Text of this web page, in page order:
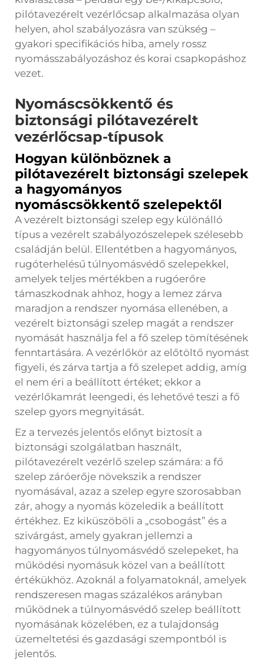
pilótavezérelt vezérlőcsap alkalmazása olyan
helyen, ahol szabályozásra van szükség –
gyakori specifikációs hiba, amely rossz
nyomásszabályozáshoz és korai csapkopáshoz
vezet.
Nyomáscsökkentő és
biztonsági pilótavezérelt
vezérlőcsap-típusok
Hogyan különböznek a
pilótavezérelt biztonsági szelepek
a hagyományos
nyomáscsökkentő szelepektől
A vezérelt biztonsági szelep egy különálló
típus a vezérelt szabályozószelepek szélesebb
családján belül. Ellentétben a hagyományos,
rugóterhelésű túlnyomásvédő szelepekkel,
amelyek teljes mértékben a rugóerőre
támaszkodnak ahhoz, hogy a lemez zárva
maradjon a rendszer nyomása ellenében, a
vezérelt biztonsági szelep magát a rendszer
nyomását használja fel a fő szelep tömítésének
fenntartására. A vezérlőkör az előtöltő nyomást
figyeli, és zárva tartja a fő szelepet addig, amíg
el nem éri a beállított értéket; ekkor a
vezérlőkamrát leengedi, és lehetővé teszi a fő
szelep gyors megnyitását.
Ez a tervezés jelentős előnyt biztosít a
biztonsági szolgálatban használt,
pilótavezérelt vezérlő szelep számára: a fő
szelep záróerője növekszik a rendszer
nyomásával, azaz a szelep egyre szorosabban
zár, ahogy a nyomás közeledik a beállított
értékhez. Ez kiküszöböli a „csobogást” és a
szivárgást, amely gyakran jellemzi a
hagyományos túlnyomásvédő szelepeket, ha
működési nyomásuk közel van a beállított
értékükhöz. Azoknál a folyamatoknál, amelyek
rendszeresen magas százalékos arányban
működnek a túlnyomásvédő szelep beállított
nyomásának közelében, ez a tulajdonság
üzemeltetési és gazdasági szempontból is
jelentős.